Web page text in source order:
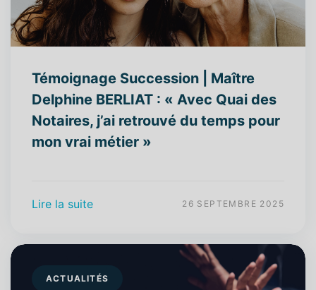
Témoignage Succession | Maître
Delphine BERLIAT : « Avec Quai des
Notaires, j’ai retrouvé du temps pour
mon vrai métier »
Lire la suite 26 SEPTEMBRE 2025
ACTUALITÉS